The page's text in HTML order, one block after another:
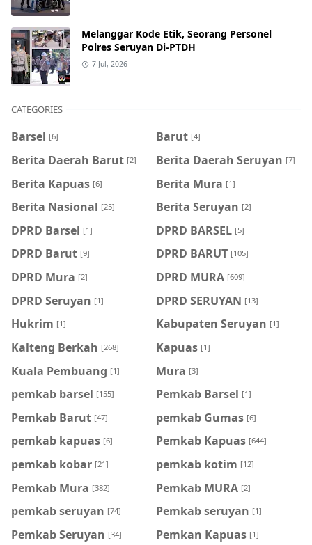
Melanggar Kode Etik, Seorang Personel
Polres Seruyan Di-PTDH
7 Jul, 2026
CATEGORIES
Barsel [6] Barut [4]
Berita Daerah Barut [2] Berita Daerah Seruyan [7]
Berita Kapuas [6] Berita Mura [1]
Berita Nasional [25] Berita Seruyan [2]
DPRD Barsel [1] DPRD BARSEL [5]
DPRD Barut [9] DPRD BARUT [105]
DPRD Mura [2] DPRD MURA [609]
DPRD Seruyan [1] DPRD SERUYAN [13]
Hukrim [1] Kabupaten Seruyan [1]
Kalteng Berkah [268] Kapuas [1]
Kuala Pembuang [1] Mura [3]
pemkab barsel [155] Pemkab Barsel [1]
Pemkab Barut [47] pemkab Gumas [6]
pemkab kapuas [6] Pemkab Kapuas [644]
pemkab kobar [21] pemkab kotim [12]
Pemkab Mura [382] Pemkab MURA [2]
pemkab seruyan [74] Pemkab seruyan [1]
Pemkab Seruyan [34] Pemkan Kapuas [1]